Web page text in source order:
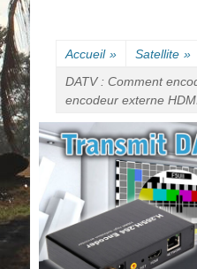
Accueil » Satellite »
DATV : Comment
encodeur externe